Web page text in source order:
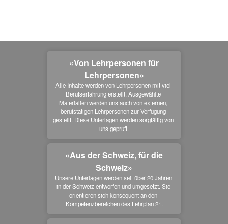
«Von Lehrpersonen für
Lehrpersonen»
Alle Inhalte werden von Lehrpersonen mit viel
Berufserfahrung erstellt. Ausgewählte
Materialien werden uns auch von externen,
berufstätigen Lehrpersonen zur Verfügung
gestellt. Diese Unterlagen werden sorgfältig von
uns geprüft.
«Aus der Schweiz, für die
Schweiz»
Unsere Unterlagen werden seit über 20 Jahren
in der Schweiz entworfen und umgesetzt. Sie
orientieren sich konsequent an den
Kompetenzbereichen des Lehrplan 21.